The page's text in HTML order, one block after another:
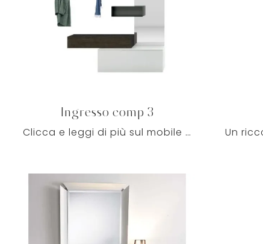
Ingresso comp 3
Clicca e leggi di più sul mobile per l'ingresso Ingresso comp 3 di Tomasella! Potrai ammobiliare spazi moderni ammobiliandoli ottimamente.